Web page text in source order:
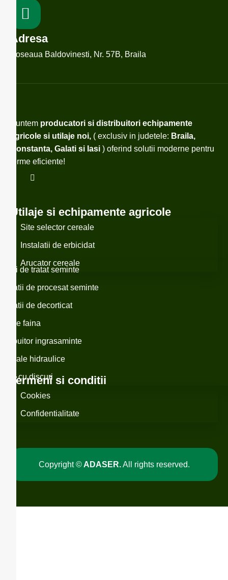
Adresa
Soseaua Baldovinesti, Nr. 57B, Braila
Suntem producatori si distribuitori echipamente
agricole si utilaje noi, ( exclusiv in judetele: Braila,
Constanta, Galati si Iasi ) oferind solutii moderne pentru
ferme eficiente!
Utilaje si echipamente agricole
Site selector cereale
Instalatii de erbicidat
Arucator cereale
de tratat seminte
de procesat seminte
de decorticat
de faina
ingrasaminte
hidraulice
cu discuri
Termeni si conditii
Cookies
Confidentialitate
Copyright ©ADASER.All rights reserved.